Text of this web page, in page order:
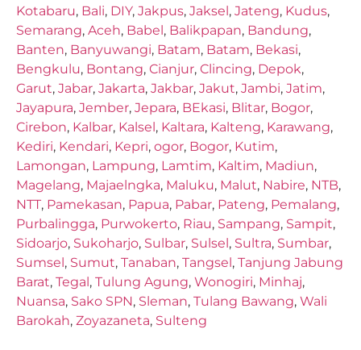
Kotabaru, Bali, DIY, Jakpus, Jaksel, Jateng, Kudus,
Semarang, Aceh, Babel, Balikpapan, Bandung,
Banten, Banyuwangi, Batam, Batam, Bekasi,
Bengkulu, Bontang, Cianjur, Clincing, Depok,
Garut, Jabar, Jakarta, Jakbar, Jakut, Jambi, Jatim,
Jayapura, Jember, Jepara, BEkasi, Blitar, Bogor,
Cirebon, Kalbar, Kalsel, Kaltara, Kalteng, Karawang,
Kediri, Kendari, Kepri, ogor, Bogor, Kutim,
Lamongan, Lampung, Lamtim, Kaltim, Madiun,
Magelang, Majaelngka, Maluku, Malut, Nabire, NTB,
NTT, Pamekasan, Papua, Pabar, Pateng, Pemalang,
Purbalingga, Purwokerto, Riau, Sampang, Sampit,
Sidoarjo, Sukoharjo, Sulbar, Sulsel, Sultra, Sumbar,
Sumsel, Sumut, Tanaban, Tangsel, Tanjung Jabung
Barat, Tegal, Tulung Agung, Wonogiri, Minhaj,
Nuansa, Sako SPN, Sleman, Tulang Bawang, Wali
Barokah, Zoyazaneta, Sulteng